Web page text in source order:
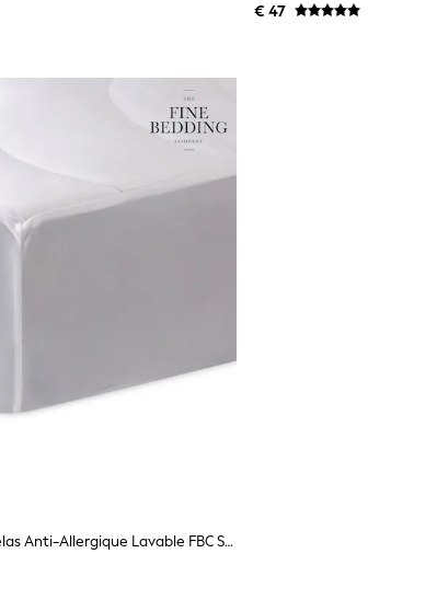
€ 47
Protège-Matelas Anti-Allergique Lavable FBC Spundown